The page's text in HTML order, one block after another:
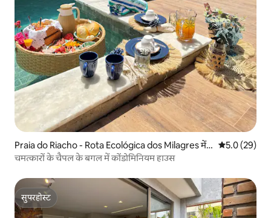
Praia do Riacho - Rota Ecológica dos Milagres में घ
र
औसत रेटिंग 5
5.0 (29)
चमत्कारों के चैपल के बगल में कोंडोमिनियम हाउस
सुपरहोस्ट
सुपरहोस्ट